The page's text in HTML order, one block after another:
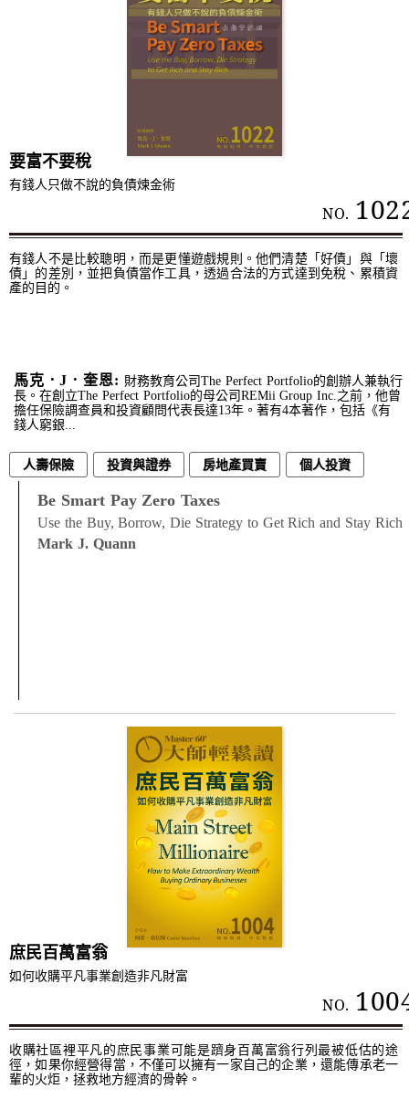
要富不要稅
有錢人只做不說的負債煉金術
NO.
有錢人不是比較聰明，而是更懂遊戲規則。他們清楚「好債」與「壞
債」的差別，並把負債當作工具，透過合法的方式達到免稅、累積資
產的目的。
馬克．J．奎恩: 財務教育公司The Perfect Portfolio的創辦人兼執行
長。在創立The Perfect Portfolio的母公司REMii Group Inc.之前，他曾
擔任保險調查員和投資顧問代表長達13年。著有4本著作，包括《有
錢人窮銀...
人壽保險 投資與證券 房地產買賣 個人投資
個人稅務 個人資金管理
Be Smart Pay Zero Taxes
Use the Buy, Borrow, Die Strategy to Get Rich and Stay Rich
Mark J. Quann
庶民百萬富翁
如何收購平凡事業創造非凡財富
NO.
收購社區裡平凡的庶民事業可能是躋身百萬富翁行列最被低估的途
徑，如果你經營得當，不僅可以擁有一家自己的企業，還能傳承老一
輩的火炬，拯救地方經濟的骨幹。